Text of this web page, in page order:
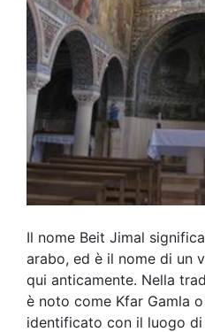
Il nome Beit Jimal
arabo, ed è il nome di un
qui anticamente. Nella
è noto come Kfar Gamla
identificato con il luogo